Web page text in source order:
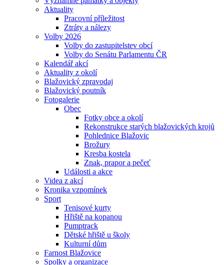
Aktuality
Pracovní příležitost
Ztráty a nálezy
Volby 2026
Volby do zastupitelstev obcí
Volby do Senátu Parlamentu ČR
Kalendář akcí
Aktuality z okolí
Blažovický zpravodaj
Blažovický poutník
Fotogalerie
Obec
Fotky obce a okolí
Rekonstrukce starých blažovických krojů
Pohlednice Blažovic
Brožury
Kresba kostela
Znak, prapor a pečeť
Události a akce
Videa z akcí
Kronika vzpomínek
Sport
Tenisové kurty
Hřiště na kopanou
Pumptrack
Dětské hřiště u školy
Kulturní dům
Farnost Blažovice
Spolky a organizace